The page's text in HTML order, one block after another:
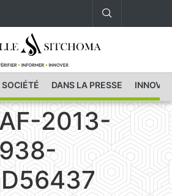
SOCIÉTÉ DANS LA PRESSE
2013-